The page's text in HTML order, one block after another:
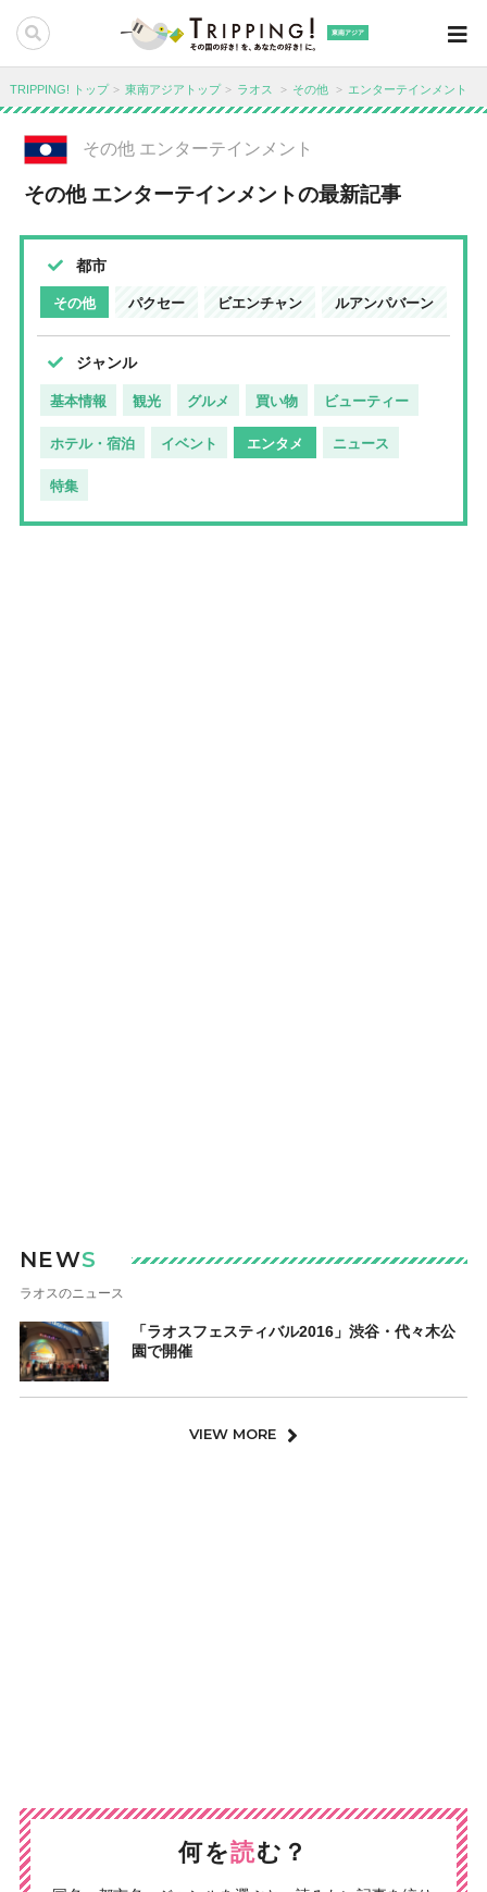
東南アジア
TRIPPING! トップ 東南アジアトップ ラオス その他 エンターテインメント
その他 エンターテインメント
その他 エンターテインメントの最新記事
都市
その他 パクセー ビエンチャン ルアンパバーン
ジャンル
基本情報 観光 グルメ 買い物 ビューティー
ホテル・宿泊 イベント エンタメ ニュース
特集
NEWS
ラオスのニュース
「ラオスフェスティバル2016」渋谷・代々木公
園で開催
VIEW MORE
何を読む？